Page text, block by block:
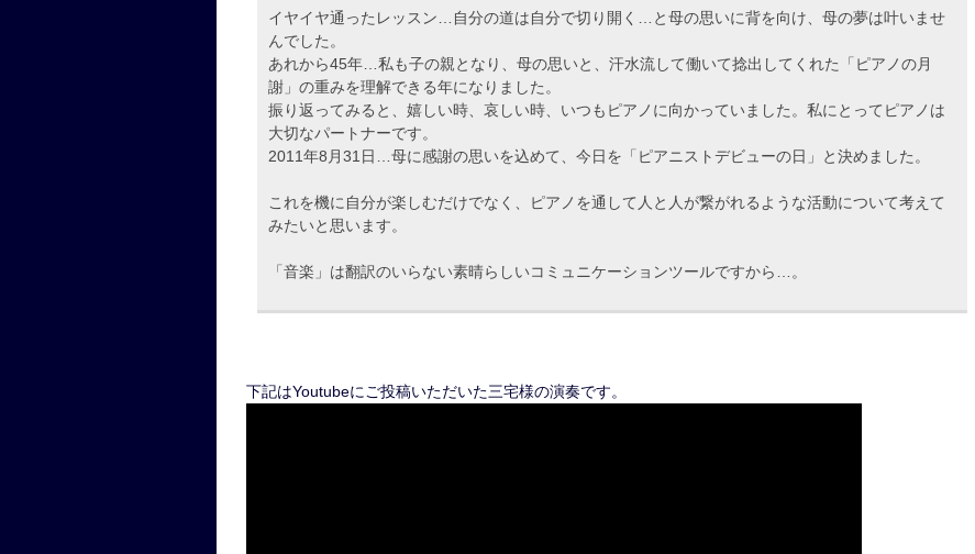
イヤイヤ通ったレッスン…自分の道は自分で切り開く…と母の思いに背を向け、母の夢は叶いませ
んでした。
あれから45年…私も子の親となり、母の思いと、汗水流して働いて捻出してくれた「ピアノの月
謝」の重みを理解できる年になりました。
振り返ってみると、嬉しい時、哀しい時、いつもピアノに向かっていました。私にとってピアノは
大切なパートナーです。
2011年8月31日…母に感謝の思いを込めて、今日を「ピアニストデビューの日」と決めました。
これを機に自分が楽しむだけでなく、ピアノを通して人と人が繋がれるような活動について考えて
みたいと思います。
「音楽」は翻訳のいらない素晴らしいコミュニケーションツールですから…。
下記はYoutubeにご投稿いただいた三宅様の演奏です。